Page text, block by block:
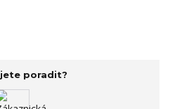
poradit?